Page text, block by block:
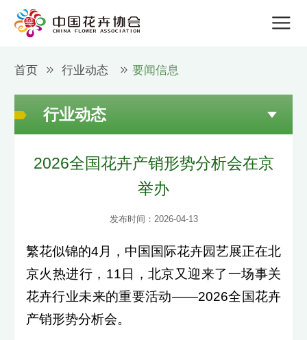
首页 行业动态 要闻信息
行业动态
2026全国花卉产销形势分析会在京
举办
发布时间：2026-04-13
繁花似锦的4月，中国国际花卉园艺展正在北
京火热进行，11日，北京又迎来了一场事关
花卉行业未来的重要活动——2026全国花卉
产销形势分析会。